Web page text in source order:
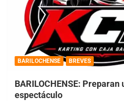
BARILOCHENSE BREVES
BARILOCHENSE:
espectáculo